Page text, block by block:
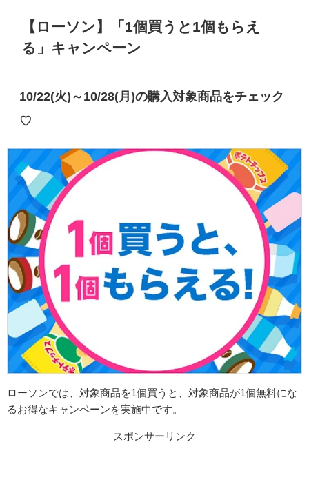
【ローソン】
「1個買うと1個もらえ
る」キャンペーン
10/22(火)～10/28(月)の購入対象商品をチェック
♡
ローソンでは、 対象商品を1個買うと、対象商品が1個無料にな
るお得なキャンペーンを実施中です。
スポンサーリンク